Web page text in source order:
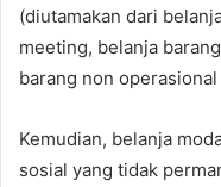
(diutamakan dari
meeting, belanja
barang non operasional
Kemudian, belanja
sosial yang tidak